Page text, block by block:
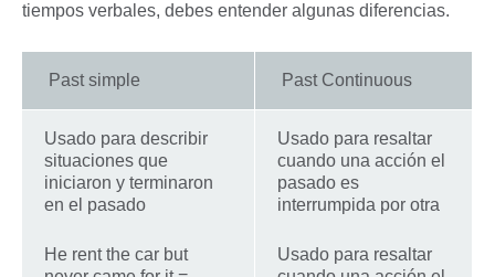
tiempos verbales, debes entender algunas diferencias.
Past simple Past Continuous
Usado para describir
situaciones que
iniciaron y terminaron
en el pasado
He rent the car but
Usado para resaltar
cuando una acción el
pasado es
interrumpida por otra
Usado para resaltar